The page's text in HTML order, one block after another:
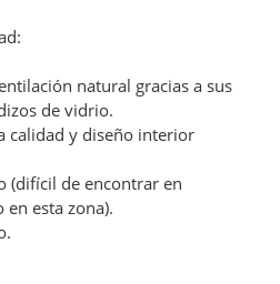
natural gracias a sus
de vidrio.
calidad y diseño interior
(difícil de encontrar en
esta zona).